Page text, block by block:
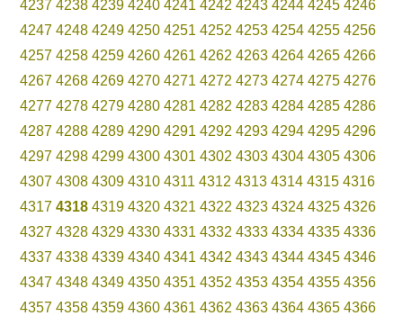
4237 4238 4239 4240 4241 4242 4243 4244 4245 4246
4247 4248 4249 4250 4251 4252 4253 4254 4255 4256
4257 4258 4259 4260 4261 4262 4263 4264 4265 4266
4267 4268 4269 4270 4271 4272 4273 4274 4275 4276
4277 4278 4279 4280 4281 4282 4283 4284 4285 4286
4287 4288 4289 4290 4291 4292 4293 4294 4295 4296
4297 4298 4299 4300 4301 4302 4303 4304 4305 4306
4307 4308 4309 4310 4311 4312 4313 4314 4315 4316
4317 4318 4319 4320 4321 4322 4323 4324 4325 4326
4327 4328 4329 4330 4331 4332 4333 4334 4335 4336
4337 4338 4339 4340 4341 4342 4343 4344 4345 4346
4347 4348 4349 4350 4351 4352 4353 4354 4355 4356
4357 4358 4359 4360 4361 4362 4363 4364 4365 4366